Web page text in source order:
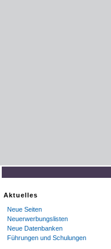
Aktuelles
Neue Seiten
Neuerwerbungslisten
Neue Datenbanken
Führungen und Schulungen